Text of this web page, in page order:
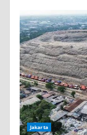
Jakarta